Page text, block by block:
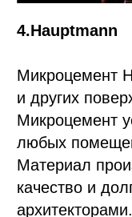
4.Hauptmann
Микроцемент
и других
Микроцемент
любых
Материал
качество и
архитекторами.